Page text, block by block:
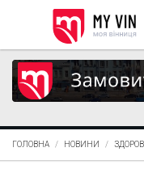
ГОЛОВНА НОВИНИ